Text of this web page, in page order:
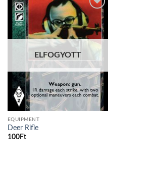
Add to
wishlist
ELFOGYOTT
EQUIPMENT
Deer Rifle
100Ft